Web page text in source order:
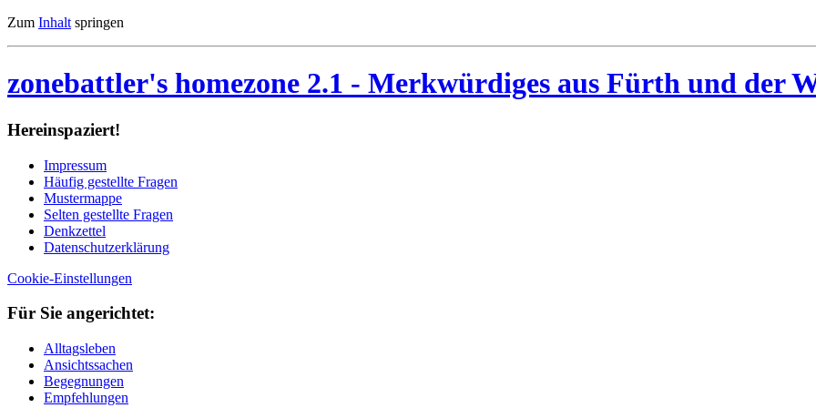
Zum Inhalt springen
zonebattler's homezone 2.1 - Merkwürdiges aus Fürth und der
Her­ein­spa­ziert!
Im­pres­sum
Häu­fig ge­stell­te Fra­gen
Mu­ster­map­pe
Sel­ten ge­stell­te Fra­gen
Denk­zet­tel
Da­ten­schutz­er­klä­rung
Cookie-Einstellungen
Für Sie an­ge­rich­tet:
Alltagsleben
Ansichtssachen
Begegnungen
Empfehlungen